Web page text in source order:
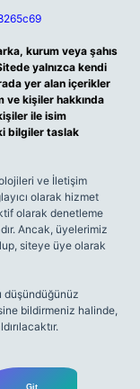
kurum veya şahıs
yalnızca kendi
yer alan içerikler
ve kişiler hakkında
ile isim
bilgiler taslak
ve İletişim
olarak hizmet
olarak denetleme
Ancak, üyelerimiz
siteye üye olarak
düşündüğünüz
bildirmeniz halinde,